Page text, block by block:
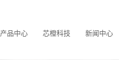
产品中心 芯橙科技 新闻中心